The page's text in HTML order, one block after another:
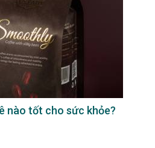
nào tốt cho sức khỏe?